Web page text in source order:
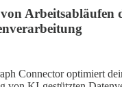
Arbeitsabläufen
Connector optimiert